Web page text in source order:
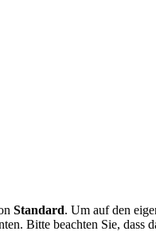
Standard. Um auf den
Bitte beachten Sie, dass